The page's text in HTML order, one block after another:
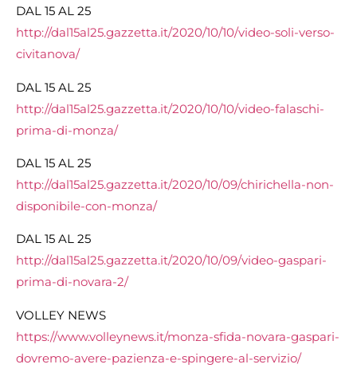
DAL 15 AL 25
http://dal15al25.gazzetta.it/2020/10/10/video-soli-verso-
civitanova/
DAL 15 AL 25
http://dal15al25.gazzetta.it/2020/10/10/video-falaschi-
prima-di-monza/
DAL 15 AL 25
http://dal15al25.gazzetta.it/2020/10/09/chirichella-non-
disponibile-con-monza/
DAL 15 AL 25
http://dal15al25.gazzetta.it/2020/10/09/video-gaspari-
prima-di-novara-2/
VOLLEY NEWS
https://www.volleynews.it/monza-sfida-novara-gaspari-
dovremo-avere-pazienza-e-spingere-al-servizio/